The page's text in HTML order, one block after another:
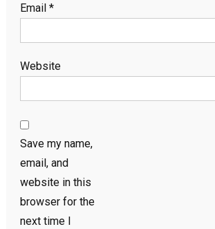
Email *
Website
Save my name,
email, and
website in this
browser for the
next time I